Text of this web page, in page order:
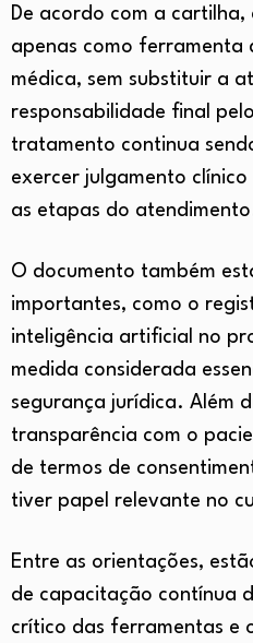
De acordo com a cartilha,
apenas como ferramenta
médica, sem substituir a
responsabilidade final
tratamento continua
exercer julgamento
as etapas do
O documento também
importantes, como o
inteligência artificial no
medida considerada
segurança jurídica. Além
transparência com o
de termos de
tiver papel relevante no
Entre as orientações,
de capacitação contínua
crítico das ferramentas e